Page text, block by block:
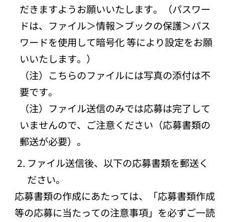
だきますようお願いいたします。（パスワー
ドは、ファイル＞情報＞ブックの保護＞パス
ワードを使用して暗号化 等により設定をお願
いいたします。）
（注）こちらのファイルには写真の添付は不
要です。
（注）ファイル送信のみでは応募は完了して
いませんので、ご注意ください（応募書類の
郵送が必要）。
ファイル送信後、以下の応募書類を郵送く
ださい。
応募書類の作成にあたっては、「応募書類作成
等の応募に当たっての注意事項」を必ずご一読